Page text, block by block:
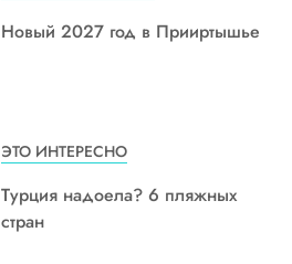
Новый 2027 год в Прииртышье
ЭТО ИНТЕРЕСНО
Турция надоела? 6 пляжных
стран